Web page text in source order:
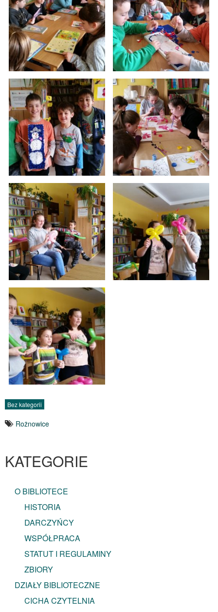
Bez kategorii
Rożnowice
KATEGORIE
O BIBLIOTECE
HISTORIA
DARCZYŃCY
WSPÓŁPRACA
STATUT I REGULAMINY
ZBIORY
DZIAŁY BIBLIOTECZNE
CICHA CZYTELNIA